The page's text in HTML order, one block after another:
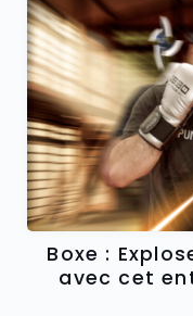
Boxe :
avec cet